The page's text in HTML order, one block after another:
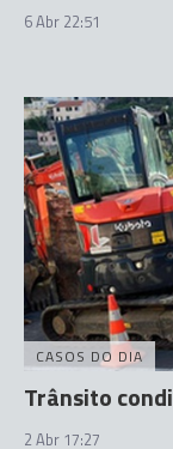
6 Abr 22:51
CASOS DO DIA
Trânsito
2 Abr 17:27